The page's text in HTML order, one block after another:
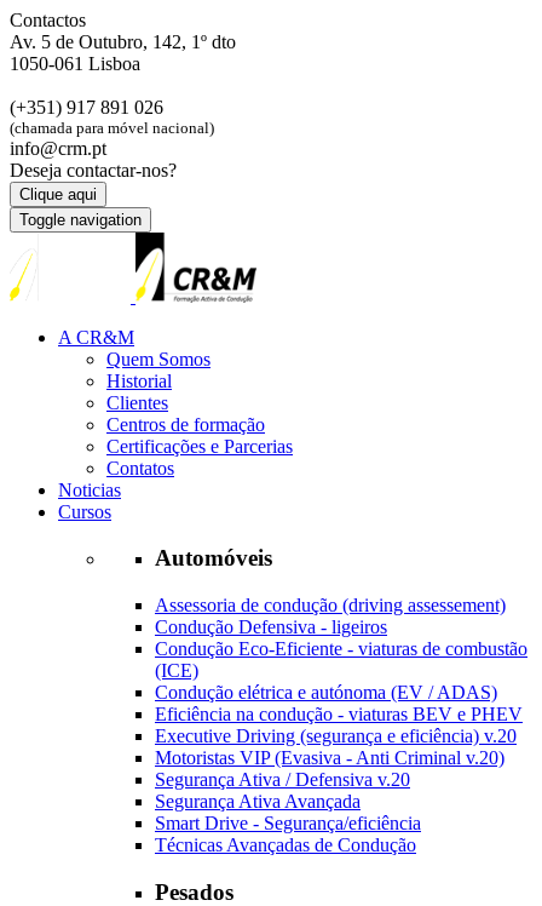
Contactos
Av. 5 de Outubro, 142, 1º dto
1050-061 Lisboa
(+351) 917 891 026
(chamada para móvel nacional)
info@crm.pt
Deseja contactar-nos?
Clique aqui
Toggle navigation
A CR&M
Quem Somos
Historial
Clientes
Centros de formação
Certificações e Parcerias
Contatos
Noticias
Cursos
Automóveis
Assessoria de condução (driving assessement)
Condução Defensiva - ligeiros
Condução Eco-Eficiente - viaturas de combustão
(ICE)
Condução elétrica e autónoma (EV / ADAS)
Eficiência na condução - viaturas BEV e PHEV
Executive Driving (segurança e eficiência) v.20
Motoristas VIP (Evasiva - Anti Criminal v.20)
Segurança Ativa / Defensiva v.20
Segurança Ativa Avançada
Smart Drive - Segurança/eficiência
Técnicas Avançadas de Condução
Pesados